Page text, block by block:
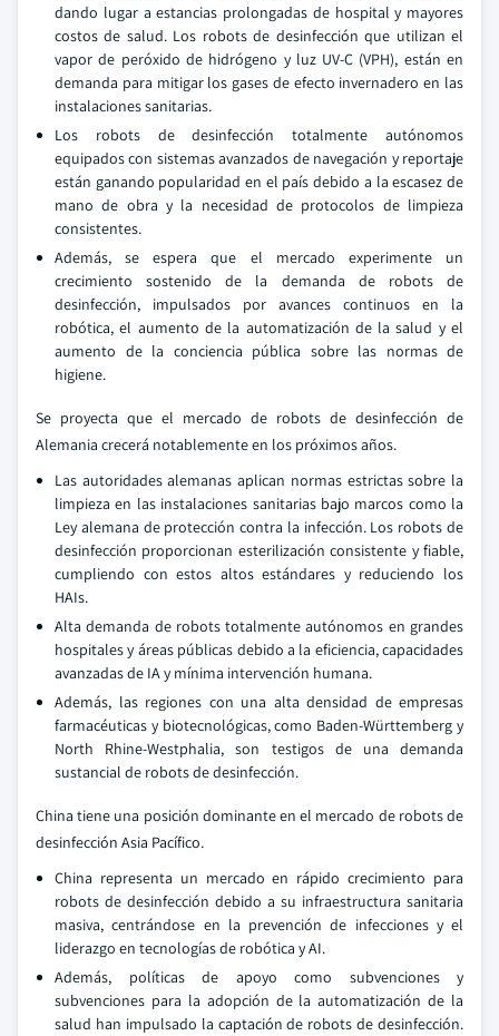
dando lugar a estancias prolongadas de hospital y mayores
costos de salud. Los robots de desinfección que utilizan el
vapor de peróxido de hidrógeno y luz UV-C (VPH), están en
demanda para mitigar los gases de efecto invernadero en las
instalaciones sanitarias.
Los robots de desinfección totalmente autónomos
equipados con sistemas avanzados de navegación y reportaje
están ganando popularidad en el país debido a la escasez de
mano de obra y la necesidad de protocolos de limpieza
consistentes.
Además, se espera que el mercado experimente un
crecimiento sostenido de la demanda de robots de
desinfección, impulsados por avances continuos en la
robótica, el aumento de la automatización de la salud y el
aumento de la conciencia pública sobre las normas de
higiene.
Se proyecta que el mercado de robots de desinfección de
Alemania crecerá notablemente en los próximos años.
Las autoridades alemanas aplican normas estrictas sobre la
limpieza en las instalaciones sanitarias bajo marcos como la
Ley alemana de protección contra la infección. Los robots de
desinfección proporcionan esterilización consistente y fiable,
cumpliendo con estos altos estándares y reduciendo los
HAIs.
Alta demanda de robots totalmente autónomos en grandes
hospitales y áreas públicas debido a la eficiencia, capacidades
avanzadas de IA y mínima intervención humana.
Además, las regiones con una alta densidad de empresas
farmacéuticas y biotecnológicas, como Baden-Württemberg y
North Rhine-Westphalia, son testigos de una demanda
sustancial de robots de desinfección.
China tiene una posición dominante en el mercado de robots de
desinfección Asia Pacífico.
China representa un mercado en rápido crecimiento para
robots de desinfección debido a su infraestructura sanitaria
masiva, centrándose en la prevención de infecciones y el
liderazgo en tecnologías de robótica y AI.
Además, políticas de apoyo como subvenciones y
subvenciones para la adopción de la automatización de la
salud han impulsado la captación de robots de desinfección.